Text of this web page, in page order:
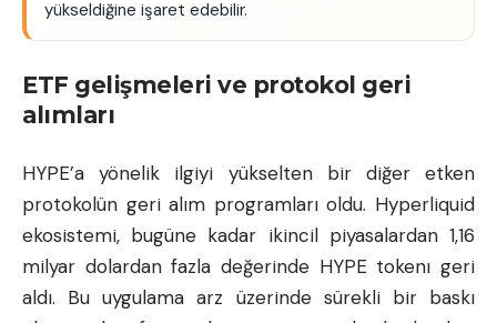
yükseldiğine işaret edebilir.
ETF gelişmeleri ve protokol geri
alımları
HYPE’a yönelik ilgiyi yükselten bir diğer etken
protokolün geri alım programları oldu. Hyperliquid
ekosistemi, bugüne kadar ikincil piyasalardan 1,16
milyar dolardan fazla değerinde HYPE tokenı geri
aldı. Bu uygulama arz üzerinde sürekli bir baskı